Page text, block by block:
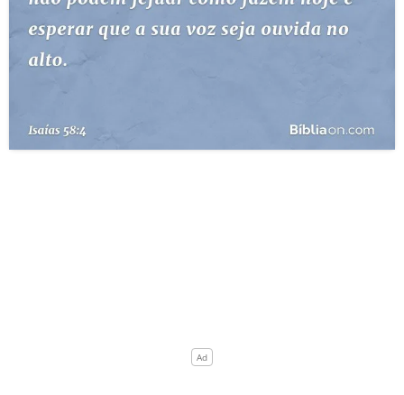
PERGUNTE À BÍBLIA
QUEM SOMOS